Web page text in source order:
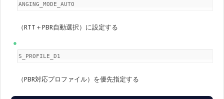
RANGING_MODE_AUTO
（RTT＋PBR自動選択）に設定する
CS_PROFILE_D1
（PBR対応プロファイル）を優先指定する